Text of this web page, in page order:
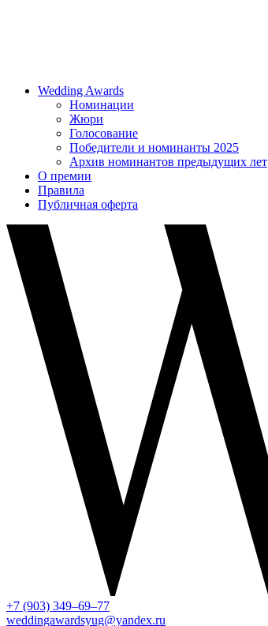
Wedding Awards
Номинации
Жюри
Голосование
Победители и номинанты 2025
Архив номинантов предыдущих лет
О премии
Правила
Публичная оферта
+7 (903) 349–69–77
weddingawardsyug@yandex.ru